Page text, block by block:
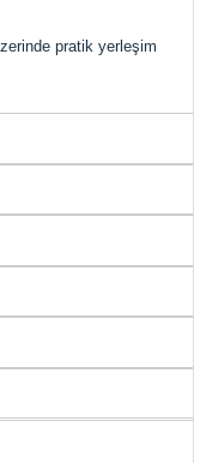
pratik yerleşim